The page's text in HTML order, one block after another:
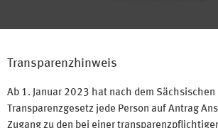
Transparenzhinweis
Ab 1. Januar 2023 hat nach dem Sächsischen
Transparenzgesetz jede Person auf Antrag
Zugang zu den bei einer